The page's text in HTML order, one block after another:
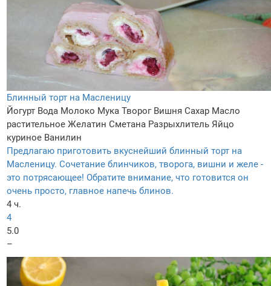
Блинный торт на Масленицу
Йогурт Вода Молоко Мука Творог Вишня Сахар Масло
растительное Желатин Сметана Разрыхлитель Яйцо
куриное Ванилин
Предлагаю приготовить вкуснейший блинный торт на
Масленицу. Сочетание блинчиков, творога, вишни и желе -
это потрясающее! Обратите внимание, что готовится он
очень просто, главное напечь блинов.
4 ч.
4
5.0
–